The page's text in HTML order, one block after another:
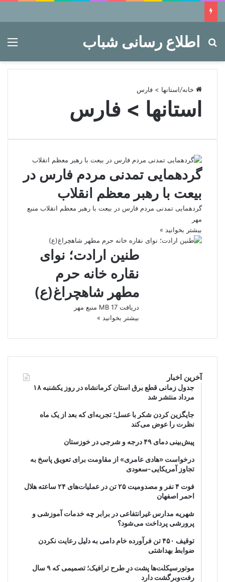
اطلاع رسانی شباب
جستجو برای
خانه/استانها > فارس
استانها > فارس
گردهمایی تمدنی مردم فارس در
بیعت با رهبر معظم انقلاب
گردهمایی تمدنی مردم فارس در بیعت با رهبر معظم انقلاب منبع
مهر
بیشتر بخوانید »
طنین ارادت؛ نوای
نقاره‌ خانه حرم
مطهر شاهچراغ(ع)
دریافت 17 MB منبع مهر
بیشتر بخوانید »
آخرین اخبار
جدول زمانی قطع برق استان کرمانشاه در روز یکشنبه ۱۸
مرداد منتشر شد
جایگزین کردن شکر با عسل؛ تجربه‌ای که بعد از یک ماه
نظرت را عوض می‌کند
پیش‌بینی دمای ۴۹ درجه و شرجی در خوزستان
درخواست «هادی عامری» از مقاومت برای تعویق پاسخ به
تجاوز آمریکایی-سعودی
فوت ۴ نفر و مصدومیت ۲۵ تن در عملیات‌های ۲۴ ساعته هلال
احمر اصفهان
شهریه مدارس غیرانتفاعی در برابر چه خدمات آموزشی و
پرورشی پرداخت می‌شود؟
توقیف ۴۵۰ تن فرآورده خام دامی به دلیل رعایت نکردن
ضوابط بهداشتی
موتورسیکلت‌ها پشت درِ طرح ترافیک؛ تصمیمی که ۹ سال
رفت‌وبرگشت دارد